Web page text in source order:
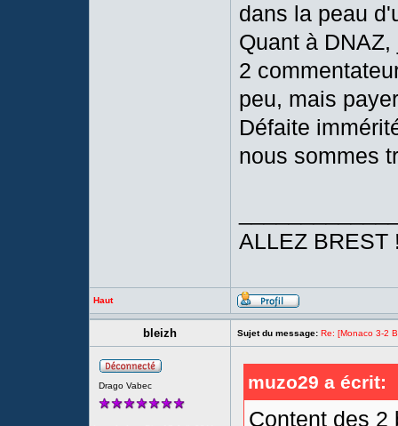
dans la peau
Quant à
2
peu, mais
Défaite
nous sommes
ALLEZ BREST
Haut
bleizh Sujet du message: Re: [Monaco 3-2
Drago Vabec muzo29 a écrit:
Content des 2